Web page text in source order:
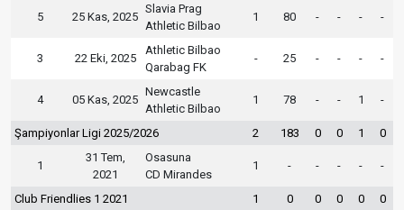
5 25 Kas, 2025
Slavia Prag
Athletic Bilbao
1 80 - - - -
3 22 Eki, 2025
Athletic Bilbao
Qarabag FK
- 25 - - - -
4 05 Kas, 2025
Newcastle
Athletic Bilbao
1 78 - - 1 -
Şampiyonlar Ligi 2025/2026 2 183 0 0 1 0
1
31 Tem,
2021
Osasuna
CD Mirandes
1 - - - - -
Club Friendlies 1 2021 1 0 0 0 0
0